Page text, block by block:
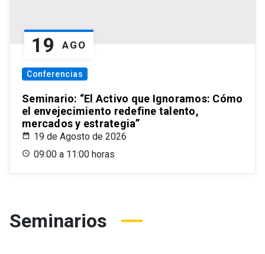
19 AGO
Conferencias
Seminario: “El Activo que Ignoramos: Cómo
el envejecimiento redefine talento,
mercados y estrategia”
19 de Agosto de 2026
09:00 a 11:00 horas
Seminarios